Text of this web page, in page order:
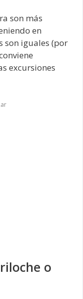
son más
en
son iguales (por
excursiones
o